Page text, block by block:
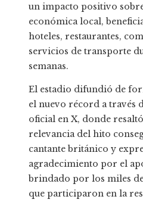
un impacto positivo
económica local,
hoteles, restaurantes,
servicios de transporte
semanas.
El estadio difundió de
el nuevo récord a través
oficial en X, donde
relevancia del hito
cantante británico y
agradecimiento por el
brindado por los miles de
que participaron en la